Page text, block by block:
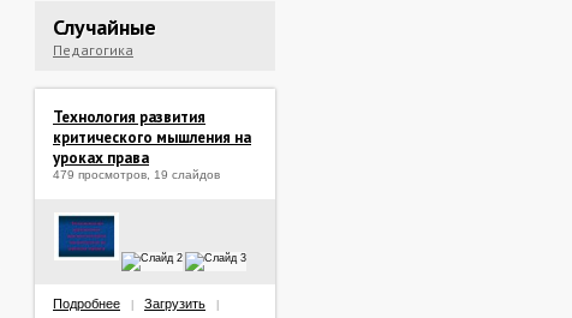
Случайные
Педагогика
Технология развития
критического мышления на
уроках права
479 просмотров, 19 слайдов
Подробнее Загрузить